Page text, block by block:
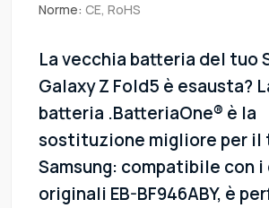
Norme: CE, RoHS
La vecchia batteria del tuo
Galaxy Z Fold5 è esausta?
batteria .BatteriaOne® è la
sostituzione migliore per il
Samsung: compatibile con
originali EB-BF946ABY, è